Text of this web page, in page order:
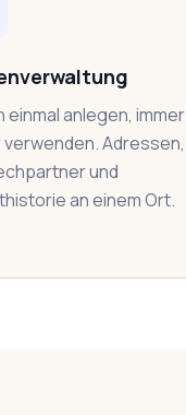
einmal anlegen, immer
Adressen,
und
an einem Ort.